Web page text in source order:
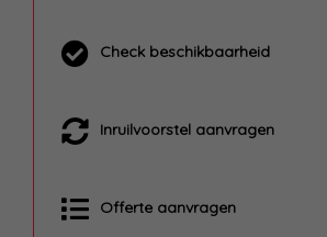
Check beschikbaarheid
Inruilvoorstel aanvragen
Offerte aanvragen